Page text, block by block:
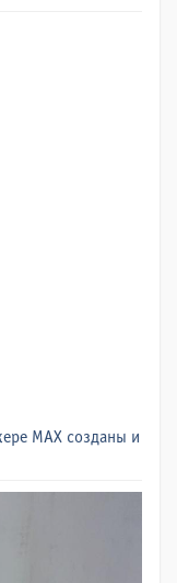
МАХ созданы и